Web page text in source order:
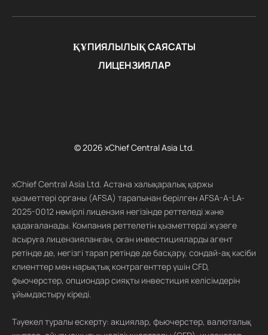
ҚҰПИЯЛЫЛЫҚ САЯСАТЫ
ЛИЦЕНЗИЯЛАР
© 2026 xChief Central Asia Ltd.
xChief Central Asia Ltd. Астана халықаралық қаржы
қызметтері органы (AFSA) тарапынан берілген AFSA-A-LA-
2025-0012 нөмірлі лицензия негізінде реттеледі және
қадағаланады. Компания реттелетін қызметтерді жүзеге
асыруға лицензияланған, оған инвестицияларды агент
ретінде де, негізгі тарап ретінде де басқару, сондай-ақ кәсіби
клиенттер мен нарықтық контрагенттер үшін CFD,
фьючерстер, опциондар сияқты инвестиция келісімдерін
ұйымдастыру кіреді.
Тәуекел туралы ескерту: акциялар, фьючерстер, валюталық